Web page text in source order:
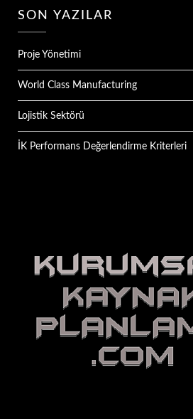
SON YAZILAR
Proje Yönetimi
World Class Manufacturing
Lojistik Sektörü
İK Performans Değerlendirme Kriterleri